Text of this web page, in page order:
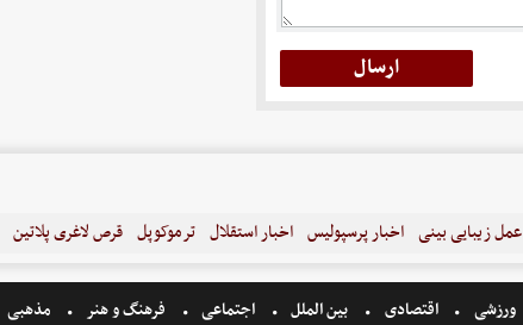
عمل زیبایی بینی اخبار پرسپولیس اخبار استقلال ترموکوپل قرص لاغری پلاتین
ورزشی اقتصادی بین الملل اجتماعی فرهنگ و هنر مذهبی